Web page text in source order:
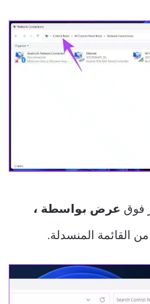
فوق عرض بواسطة ،
من القائمة المنسدلة.